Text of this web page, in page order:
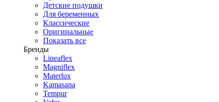
Детские подушки
Для беременных
Классические
Оригинальные
Показать все
Бренды
Lineaflex
Magniflex
Materlux
Kamasana
Tempur